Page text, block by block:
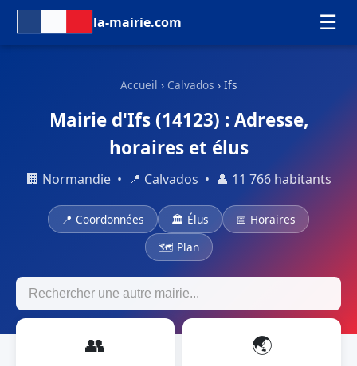
la-mairie.com ☰
Accueil › Calvados › Ifs
Mairie d'Ifs (14123) : Adresse,
horaires et élus
🏢 Normandie • 📍 Calvados • 👤 11 766 habitants
📍 Coordonnées 🏛 Élus
📅 Horaires
🗺 Plan
👥 🌏